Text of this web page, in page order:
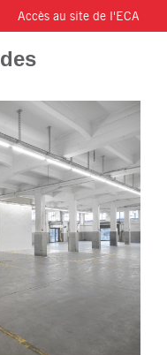
Accès au site de l'ECA